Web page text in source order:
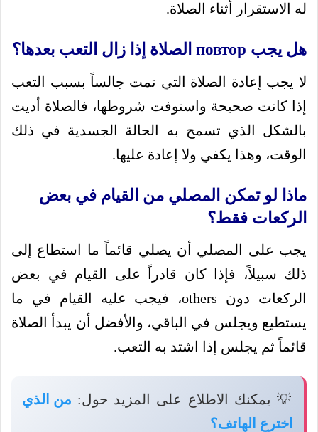
له الاستقرار أثناء الصلاة.
هل يجب повтор الصلاة إذا زال التعب بعدها؟
لا يجب إعادة الصلاة التي تمت جالساً بسبب التعب
إذا كانت صحيحة واستوفت شروطها، فالصلاة أديت
بالشكل الذي تسمح به الحالة الجسدية في ذلك
الوقت، وهذا يكفي ولا إعادة عليها.
ماذا لو تمكن المصلي من القيام في بعض
الركعات فقط؟
يجب على المصلي أن يصلي قائماً ما استطاع إلى
ذلك سبيلاً، فإذا كان قادراً على القيام في بعض
الركعات دون others، فيجب عليه القيام في ما
يستطيع ويجلس في الباقي، والأفضل أن يبدأ الصلاة
قائماً ثم يجلس إذا اشتد به التعب.
💡 يمكنك الاطلاع على المزيد حول: من الذي
اخترع الهاتف؟